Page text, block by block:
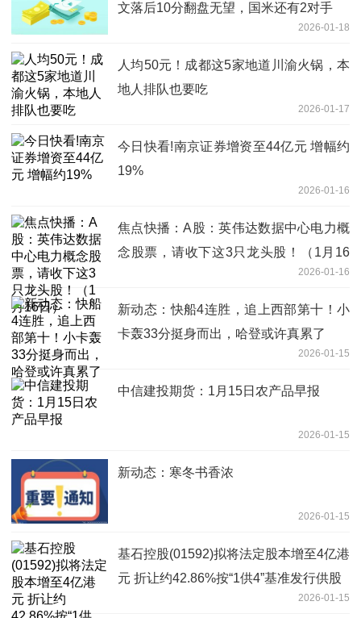
文落后10分翻盘无望，国米还有2对手
2026-01-18
人均50元！成都这5家地道川渝火锅，本
地人排队也要吃
2026-01-17
今日快看!南京证券增资至44亿元 增幅约
19%
2026-01-16
焦点快播：A股：英伟达数据中心电力概
念股票，请收下这3只龙头股！（1月16
2026-01-16
新动态：快船4连胜，追上西部第十！小
卡轰33分挺身而出，哈登或许真累了
2026-01-15
中信建投期货：1月15日农产品早报
2026-01-15
新动态：寒冬书香浓
2026-01-15
基石控股(01592)拟将法定股本增至4亿港
元 折让约42.86%按“1供4”基准发行供股
2026-01-15